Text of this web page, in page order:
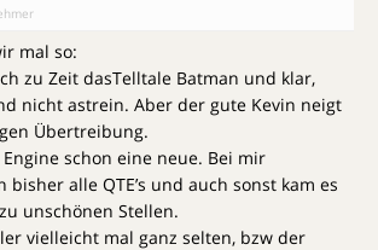
mal so:
zu Zeit dasTelltale Batman und klar,
nicht astrein. Aber der gute Kevin neigt
Übertreibung.
schon eine neue. Bei mir
alle QTE’s und auch sonst kam es
unschönen Stellen.
vielleicht mal ganz selten, bzw der